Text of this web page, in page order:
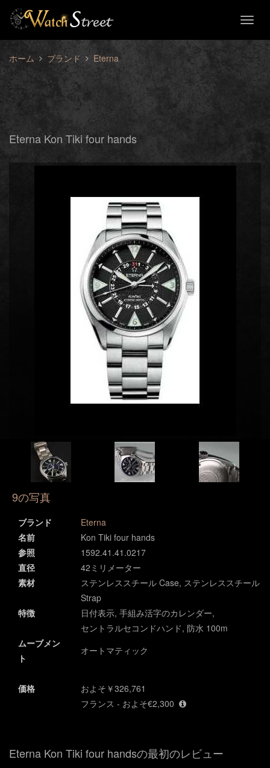
ホーム ブランド Eterna
Eterna Kon Tiki four hands
9の写真
ブランド
Eterna
名前
Kon Tiki four hands
参照
1592.41.41.0217
直径
42ミリメーター
素材
ステンレススチール Case, ステンレススチール
Strap
特徴
日付表示, 手組み活字のカレンダー,
セントラルセコンドハンド, 防水 100m
ムーブメン
ト
オートマティック
価格
およそ￥326,761
フランス - およそ€2,300
Eterna Kon Tiki four handsの最初のレビュー